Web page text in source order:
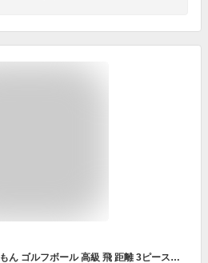
ポイント8倍飛び衛門 とびえもん ゴルフボール 高級 飛 距離 3ピース マッド マット カラー マットカラー 12球入り 和柄 BOX R&A 公認球 TBE 目立つ 見つけやすい おしゃれ 人気 贈り物 景品 父の日 母の日 記念日 飛ぶ 飛距離アップ TOBIEMON 飛衛門 tobiemon